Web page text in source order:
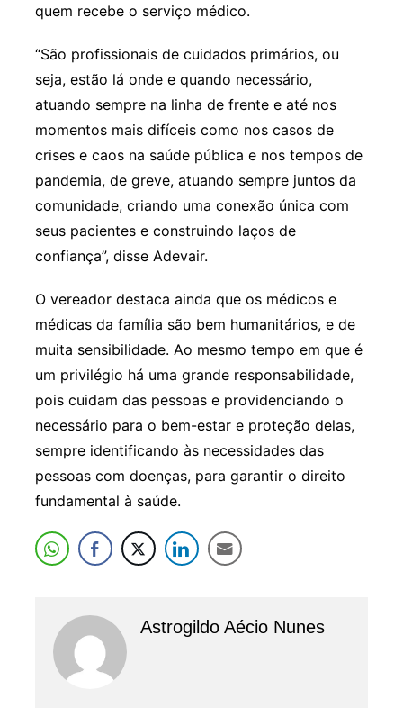
quem recebe o serviço médico.
“São profissionais de cuidados primários, ou
seja, estão lá onde e quando necessário,
atuando sempre na linha de frente e até nos
momentos mais difíceis como nos casos de
crises e caos na saúde pública e nos tempos de
pandemia, de greve, atuando sempre juntos da
comunidade, criando uma conexão única com
seus pacientes e construindo laços de
confiança”, disse Adevair.
O vereador destaca ainda que os médicos e
médicas da família são bem humanitários, e de
muita sensibilidade. Ao mesmo tempo em que é
um privilégio há uma grande responsabilidade,
pois cuidam das pessoas e providenciando o
necessário para o bem-estar e proteção delas,
sempre identificando às necessidades das
pessoas com doenças, para garantir o direito
fundamental à saúde.
Astrogildo Aécio Nunes